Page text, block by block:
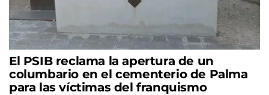
El PSIB reclama la apertura de un
columbario en el cementerio de Palma
para las víctimas del franquismo